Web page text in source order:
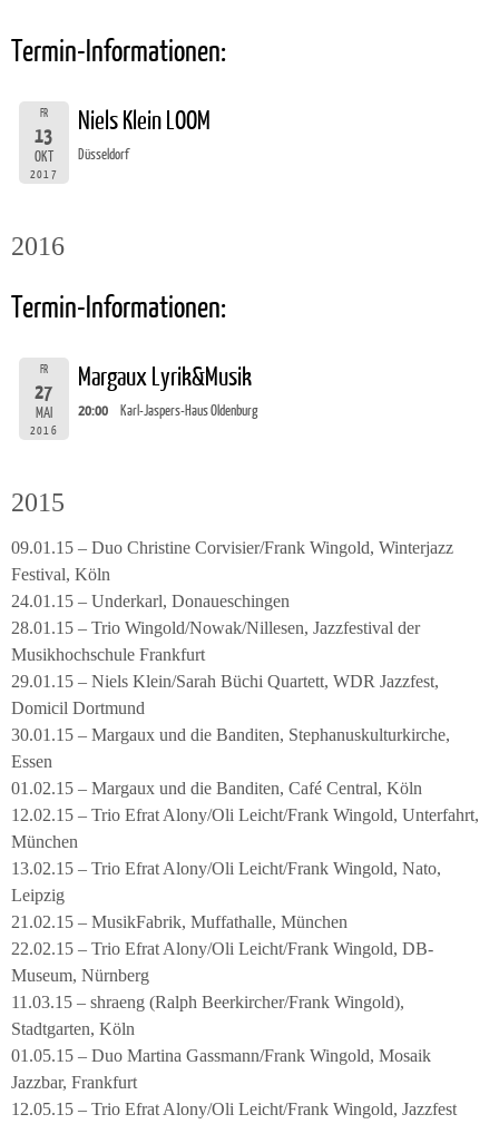
Termin-Informationen:
FR
13
OKT
2017
Niels Klein LOOM
Düsseldorf
2016
Termin-Informationen:
FR
27
MAI
2016
Margaux Lyrik&Musik
20:00 Karl-Jaspers-Haus Oldenburg
2015
09.01.15 – Duo Christine Corvisier/Frank Wingold, Winterjazz
Festival, Köln
24.01.15 – Underkarl, Donaueschingen
28.01.15 – Trio Wingold/Nowak/Nillesen, Jazzfestival der
Musikhochschule Frankfurt
29.01.15 – Niels Klein/Sarah Büchi Quartett, WDR Jazzfest,
Domicil Dortmund
30.01.15 – Margaux und die Banditen, Stephanuskulturkirche,
Essen
01.02.15 – Margaux und die Banditen, Café Central, Köln
12.02.15 – Trio Efrat Alony/Oli Leicht/Frank Wingold, Unterfahrt,
München
13.02.15 – Trio Efrat Alony/Oli Leicht/Frank Wingold, Nato,
Leipzig
21.02.15 – MusikFabrik, Muffathalle, München
22.02.15 – Trio Efrat Alony/Oli Leicht/Frank Wingold, DB-
Museum, Nürnberg
11.03.15 – shraeng (Ralph Beerkircher/Frank Wingold),
Stadtgarten, Köln
01.05.15 – Duo Martina Gassmann/Frank Wingold, Mosaik
Jazzbar, Frankfurt
12.05.15 – Trio Efrat Alony/Oli Leicht/Frank Wingold, Jazzfest